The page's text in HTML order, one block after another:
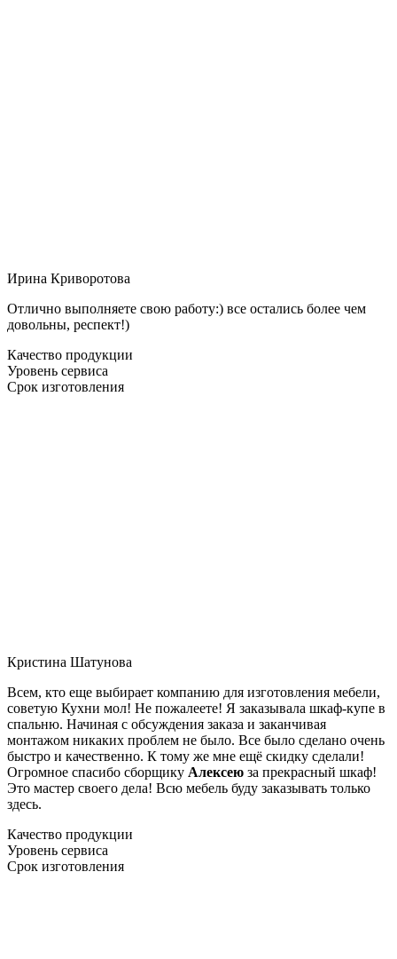
Ирина Криворотова
Отлично выполняете свою работу:) все остались более чем
довольны, респект!)
Качество продукции
Уровень сервиса
Срок изготовления
Кристина Шатунова
Всем, кто еще выбирает компанию для изготовления мебели,
советую Кухни мол! Не пожалеете! Я заказывала шкаф-купе в
спальню. Начиная с обсуждения заказа и заканчивая
монтажом никаких проблем не было. Все было сделано очень
быстро и качественно. К тому же мне ещё скидку сделали!
Огромное спасибо сборщику Алексею за прекрасный шкаф!
Это мастер своего дела! Всю мебель буду заказывать только
здесь.
Качество продукции
Уровень сервиса
Срок изготовления